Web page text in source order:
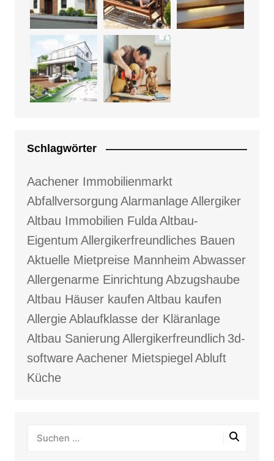
Schlagwörter
Aachener Immobilienmarkt
Abfallversorgung AlarmanlageAllergiker
Altbau Immobilien FuldaAltbau-
Eigentum Allergikerfreundliches Bauen
Aktuelle Mietpreise Mannheim Abwasser
Allergenarme Einrichtung Abzugshaube
Altbau Häuser kaufen Altbau kaufen
AllergieAblaufklasse der Kläranlage
Altbau Sanierung Allergikerfreundlich 3d-
softwareAachener Mietspiegel Abluft
Küche